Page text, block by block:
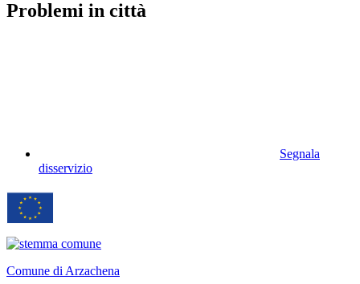
Problemi in città
Segnala
disservizio
Comune di Arzachena